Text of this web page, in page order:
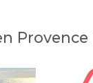
Provence